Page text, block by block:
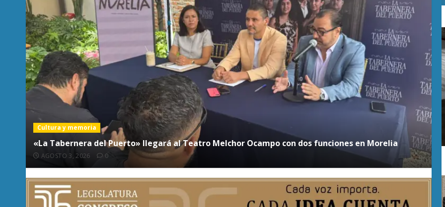
Cultura y memoria Destacado Justicia
Consulta para nueva ley indígena enfrenta dudas por tiempos y alcance, advierte investigador
JULIO 23, 2026 0